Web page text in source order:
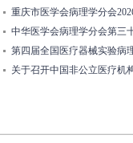
重庆市医学会病理学分会
中华医学会病理学分会第三
第四届全国医疗器械实验病
关于召开中国非公立医疗机